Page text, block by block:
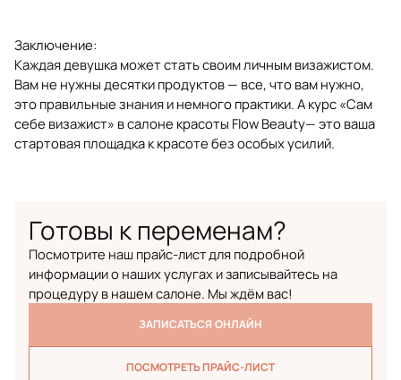
Заключение:
Каждая девушка может стать своим личным визажистом.
Вам не нужны десятки продуктов — все, что вам нужно,
это правильные знания и немного практики. А курс «Сам
себе визажист» в салоне красоты Flow Beauty— это ваша
стартовая площадка к красоте без особых усилий.
Готовы к переменам?
Посмотрите наш прайс-лист для подробной
информации о наших услугах и записывайтесь на
процедуру в нашем салоне. Мы ждём вас!
ЗАПИСАТЬСЯ ОНЛАЙН
ПОСМОТРЕТЬ ПРАЙС-ЛИСТ